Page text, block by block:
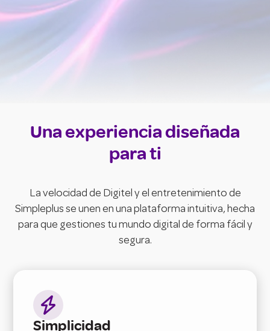
Una experiencia diseñada
para ti
La velocidad de Digitel y el entretenimiento de
Simpleplus se unen en una plataforma intuitiva, hecha
para que gestiones tu mundo digital de forma fácil y
segura.

Simplicidad